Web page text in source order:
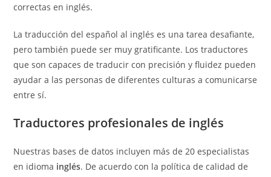
correctas en inglés.
La traducción del español al inglés es una tarea desafiante,
pero también puede ser muy gratificante. Los traductores
que son capaces de traducir con precisión y fluidez pueden
ayudar a las personas de diferentes culturas a comunicarse
entre sí.
Traductores profesionales de inglés
Nuestras bases de datos incluyen más de 20 especialistas
en idioma inglés. De acuerdo con la política de calidad de